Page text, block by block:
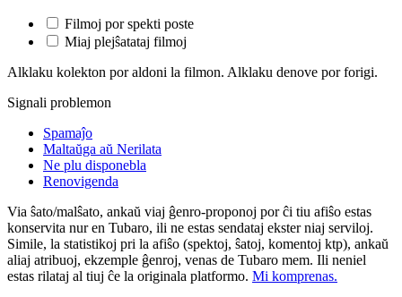
Filmoj por spekti poste
Miaj plejŝatataj filmoj
Alklaku kolekton por aldoni la filmon. Alklaku denove por forigi.
Signali problemon
Spamaĵo
Maltaŭga aŭ Nerilata
Ne plu disponebla
Renovigenda
Via ŝato/malŝato, ankaŭ viaj ĝenro-proponoj por ĉi tiu afiŝo estas
konservita nur en Tubaro, ili ne estas sendataj ekster niaj serviloj.
Simile, la statistikoj pri la afiŝo (spektoj, ŝatoj, komentoj ktp), ankaŭ
aliaj atribuoj, ekzemple ĝenroj, venas de Tubaro mem. Ili neniel
estas rilataj al tiuj ĉe la originala platformo. Mi komprenas.